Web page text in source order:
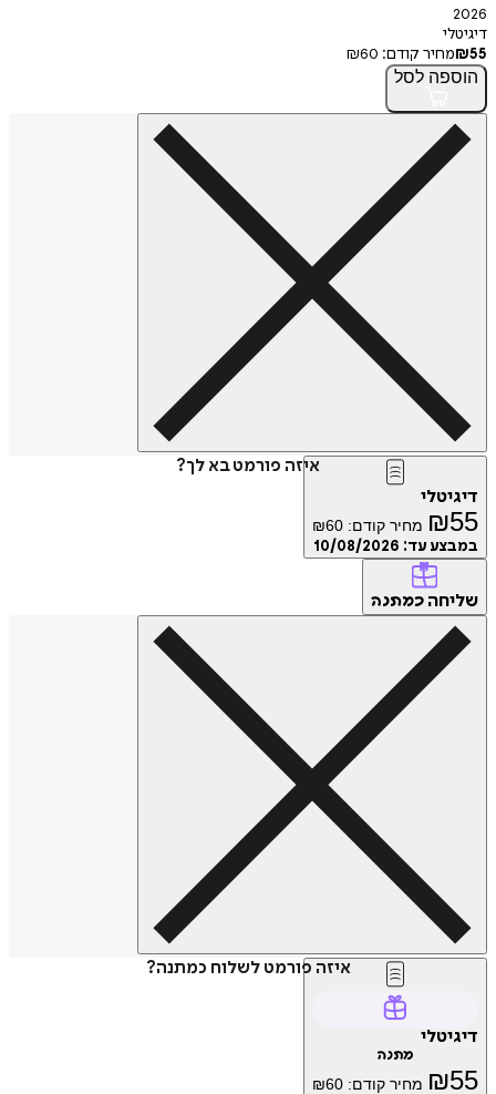
קודם:
₪60
לסל
איזה פורמט בא לך?
₪ מחיר קודם: ₪60
עד:10/08/2026
כמתנה
איזה פורמט לשלוח כמתנה?
₪ מחיר קודם: ₪60